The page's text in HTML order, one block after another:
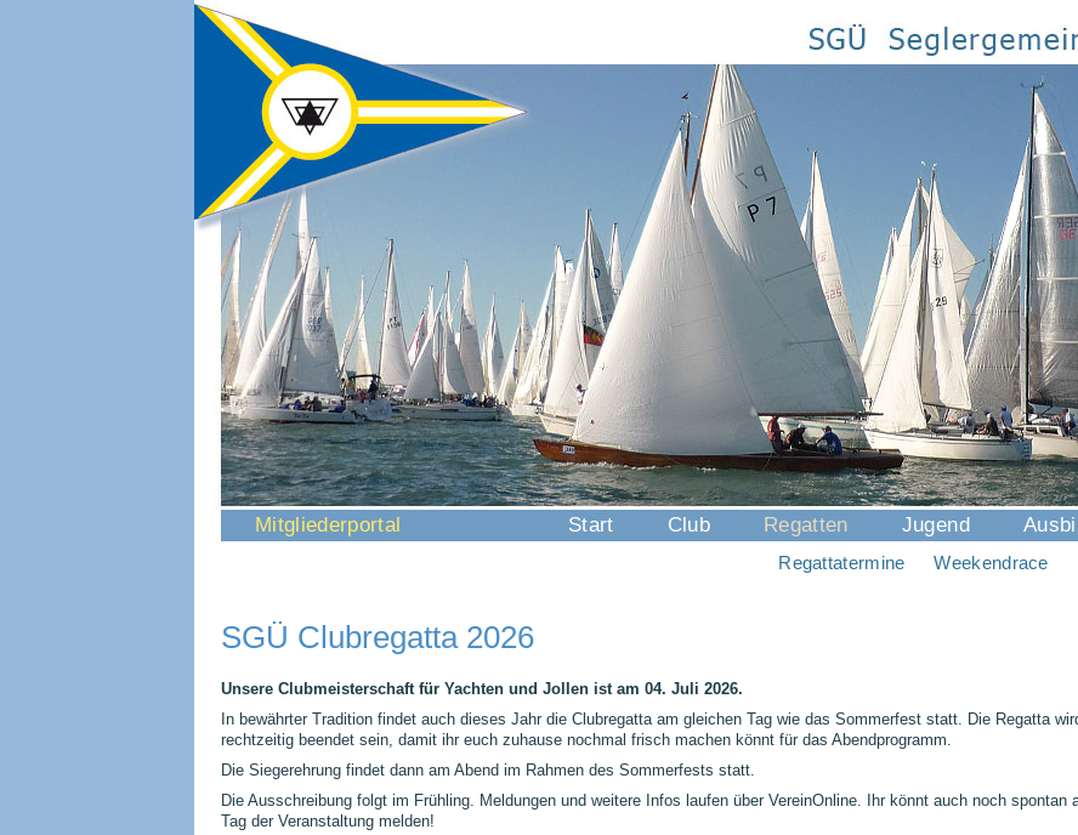
Navigation
Start Club Regatten
Regattatermine Weekendrace
Jugend
Mitgliederportal
SGÜ Clubregatta 2026
Unsere Clubmeisterschaft für Yachten und Jollen ist am 04. Juli 2026.
In bewährter Tradition findet auch dieses Jahr die Clubregatta am gleichen Tag wie das Sommerfest statt. Die Regatta
rechtzeitig beendet sein, damit ihr euch zuhause nochmal frisch machen könnt für das Abendprogramm.
Die Siegerehrung findet dann am Abend im Rahmen des Sommerfests statt.
Die Ausschreibung folgt im Frühling. Meldungen und weitere Infos laufen über VereinOnline. Ihr könnt auch noch spontan
Tag der Veranstaltung melden!